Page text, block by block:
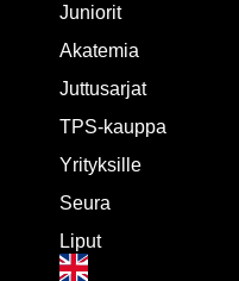
Juniorit
Akatemia
Juttusarjat
TPS-kauppa
Yrityksille
Seura
Liput